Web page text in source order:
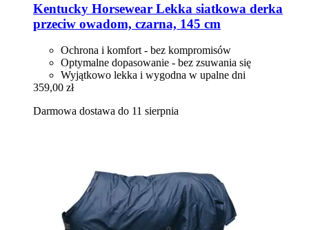
Kentucky Horsewear Lekka siatkowa derka
przeciw owadom, czarna, 145 cm
Ochrona i komfort - bez kompromisów
Optymalne dopasowanie - bez zsuwania się
Wyjątkowo lekka i wygodna w upalne dni
359,00 zł
Darmowa dostawa do 11 sierpnia